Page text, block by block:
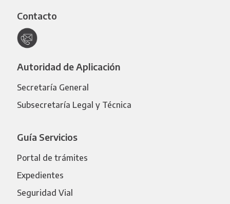
Contacto
Autoridad de Aplicación
Secretaría General
Subsecretaría Legal y Técnica
Guía Servicios
Portal de trámites
Expedientes
Seguridad Vial